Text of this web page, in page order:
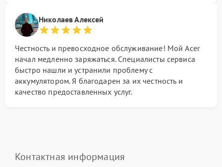
Николаев Алексей
Честность и превосходное обслуживание! Мой Acer
начал медленно заряжаться. Специалисты сервиса
быстро нашли и устранили проблему с
аккумулятором. Я благодарен за их честность и
качество предоставленных услуг.
Контактная информация